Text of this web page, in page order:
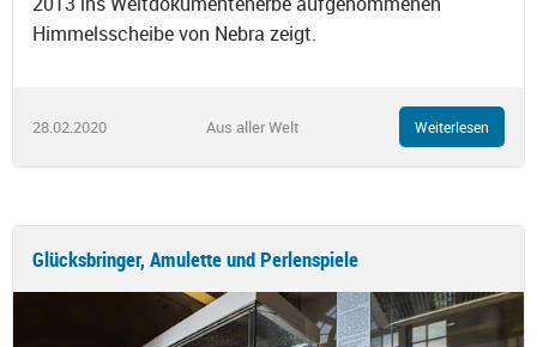
Himmelsscheibe von Nebra zeigt.
28.02.2020 Aus aller Welt Weiterlesen
Glücksbringer, Amulette und Perlenspiele